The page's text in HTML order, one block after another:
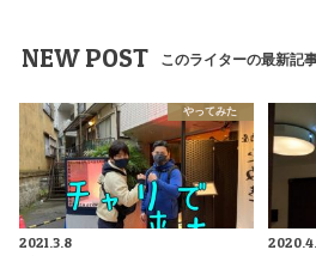
NEW POST このライターの最新記
やってみた
2021.3.8